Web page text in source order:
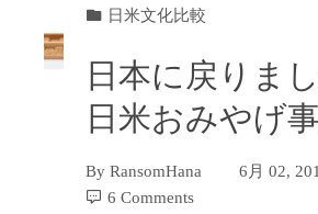
日米文化比較
日本に戻りま
日米おみやげ
ByRansomHana
6月 02,
6 Comments